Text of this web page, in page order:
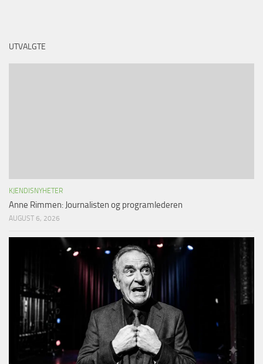
UTVALGTE
KJENDISNYHETER
Anne Rimmen: Journalisten og programlederen
AUGUST 6, 2026